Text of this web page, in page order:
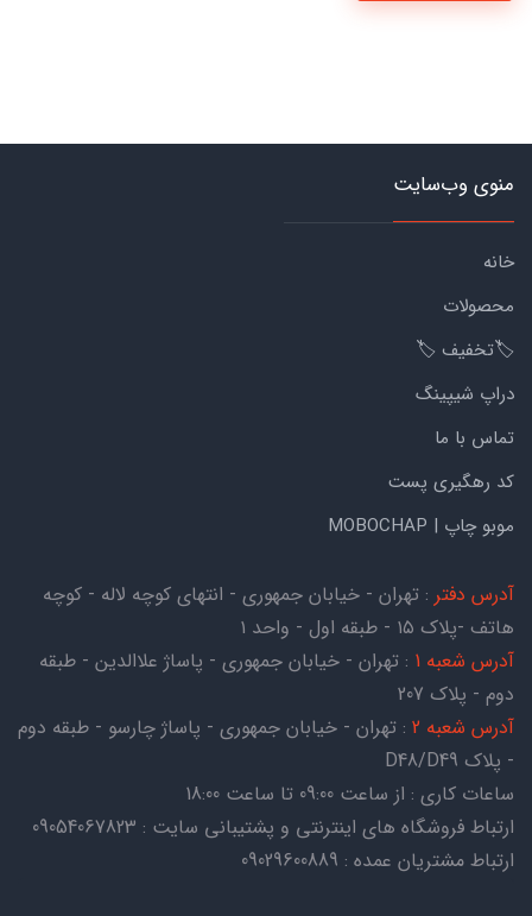
منوی وب‌سایت
خانه
محصولات
🏷️تخفیف 🏷️
دراپ شیپینگ
تماس با ما
کد رهگیری پست
موبو چاپ | MOBOCHAP
آدرس دفتر : تهران - خیابان جمهوری - انتهای کوچه لاله - کوچه
هاتف -پلاک ۱۵ - طبقه اول - واحد ۱
آدرس شعبه 1
: تهران - خیابان جمهوری - پاساژ علاالدین - طبقه
دوم - پلاک 207
آدرس شعبه 2
: تهران - خیابان جمهوری - پاساژ چارسو - طبقه دوم
- پلاک D48/D49
ساعات کاری : از ساعت 09:00 تا ساعت 18:00
ارتباط فروشگاه های اینترنتی و پشتیبانی سایت : 09054067823
ارتباط مشتریان عمده : 09029600889